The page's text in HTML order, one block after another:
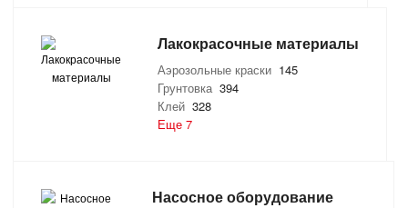
Лакокрасочные материалы
Аэрозольные краски 145
Грунтовка 394
Клей 328
Еще 7
Насосное оборудование